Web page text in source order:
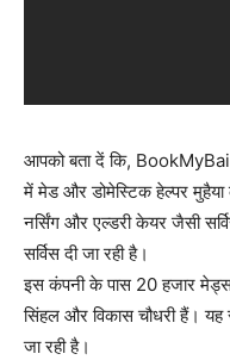
आपको बता दें कि,
में मेड और डोमेस्टिक हेल्पर मुहैया
नर्सिंग और एल्डरी केयर जैसी
सर्विस दी जा रही है।
इस कंपनी के पास 20 हजार
सिंहल और विकास चौधरी हैं।
जा रही है।